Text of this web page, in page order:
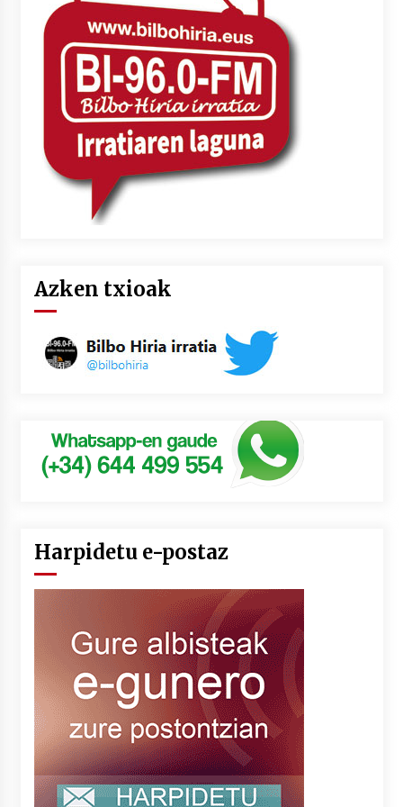
2026/07/03
MUSIBLA #297: Bide, Boards Of Canada, Somak,
Tiga, Twisted Teens, Underscores, Habia
2026/07/02
Azken txioak
Harpidetu e-postaz